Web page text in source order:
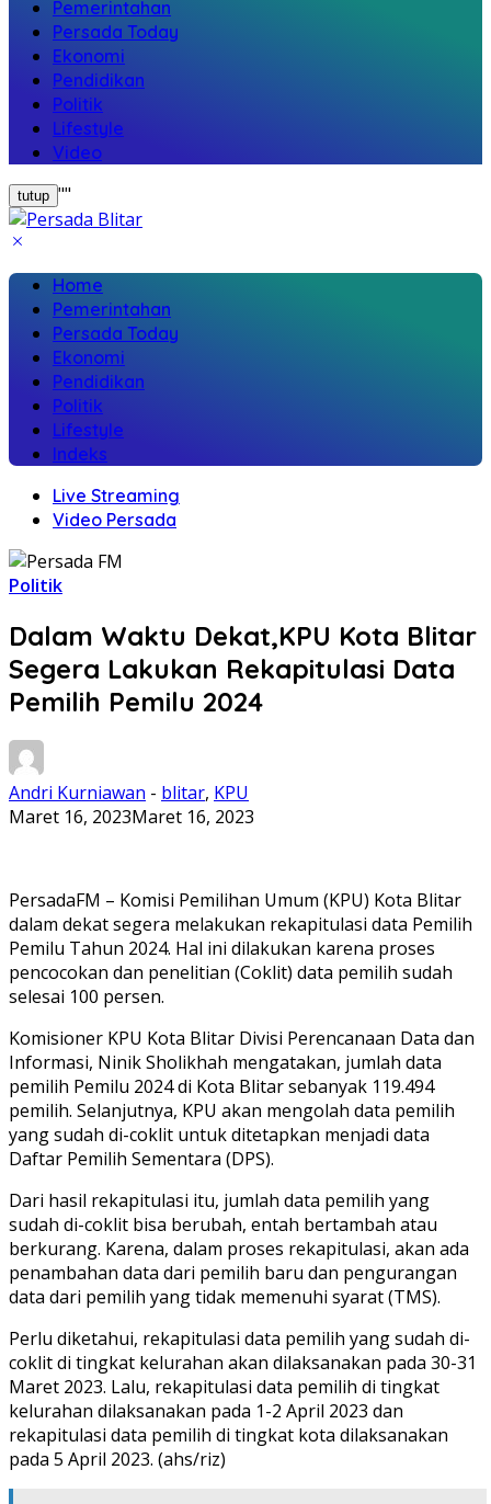
Pemerintahan
Persada Today
Ekonomi
Pendidikan
Politik
Lifestyle
Video
tutup ""
Home
Pemerintahan
Persada Today
Ekonomi
Pendidikan
Politik
Lifestyle
Indeks
Live Streaming
Video Persada
Politik
Dalam Waktu Dekat,KPU Kota Blitar
Segera Lakukan Rekapitulasi Data
Pemilih Pemilu 2024
Andri Kurniawan - blitar, KPU
Maret 16, 2023Maret 16, 2023
PersadaFM – Komisi Pemilihan Umum (KPU) Kota Blitar
dalam dekat segera melakukan rekapitulasi data Pemilih
Pemilu Tahun 2024. Hal ini dilakukan karena proses
pencocokan dan penelitian (Coklit) data pemilih sudah
selesai 100 persen.
Komisioner KPU Kota Blitar Divisi Perencanaan Data dan
Informasi, Ninik Sholikhah mengatakan, jumlah data
pemilih Pemilu 2024 di Kota Blitar sebanyak 119.494
pemilih. Selanjutnya, KPU akan mengolah data pemilih
yang sudah di-coklit untuk ditetapkan menjadi data
Daftar Pemilih Sementara (DPS).
Dari hasil rekapitulasi itu, jumlah data pemilih yang
sudah di-coklit bisa berubah, entah bertambah atau
berkurang. Karena, dalam proses rekapitulasi, akan ada
penambahan data dari pemilih baru dan pengurangan
data dari pemilih yang tidak memenuhi syarat (TMS).
Perlu diketahui, rekapitulasi data pemilih yang sudah di-
coklit di tingkat kelurahan akan dilaksanakan pada 30-31
Maret 2023. Lalu, rekapitulasi data pemilih di tingkat
kelurahan dilaksanakan pada 1-2 April 2023 dan
rekapitulasi data pemilih di tingkat kota dilaksanakan
pada 5 April 2023. (ahs/riz)